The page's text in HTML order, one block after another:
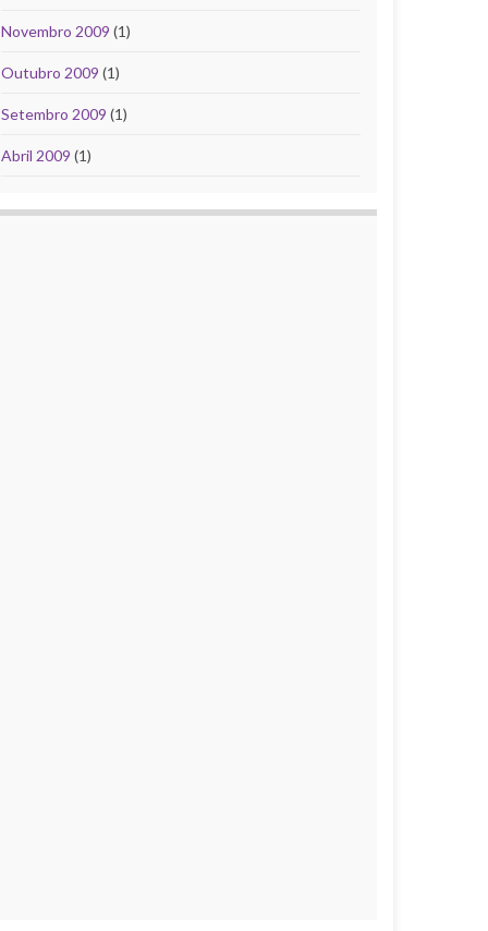
Novembro 2009 (1)
Outubro 2009 (1)
Setembro 2009 (1)
Abril 2009 (1)